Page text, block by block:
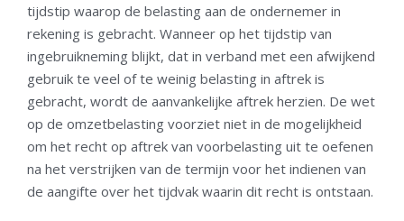
tijdstip waarop de belasting aan de ondernemer in
rekening is gebracht. Wanneer op het tijdstip van
ingebruikneming blijkt, dat in verband met een afwijkend
gebruik te veel of te weinig belasting in aftrek is
gebracht, wordt de aanvankelijke aftrek herzien. De wet
op de omzetbelasting voorziet niet in de mogelijkheid
om het recht op aftrek van voorbelasting uit te oefenen
na het verstrijken van de termijn voor het indienen van
de aangifte over het tijdvak waarin dit recht is ontstaan.